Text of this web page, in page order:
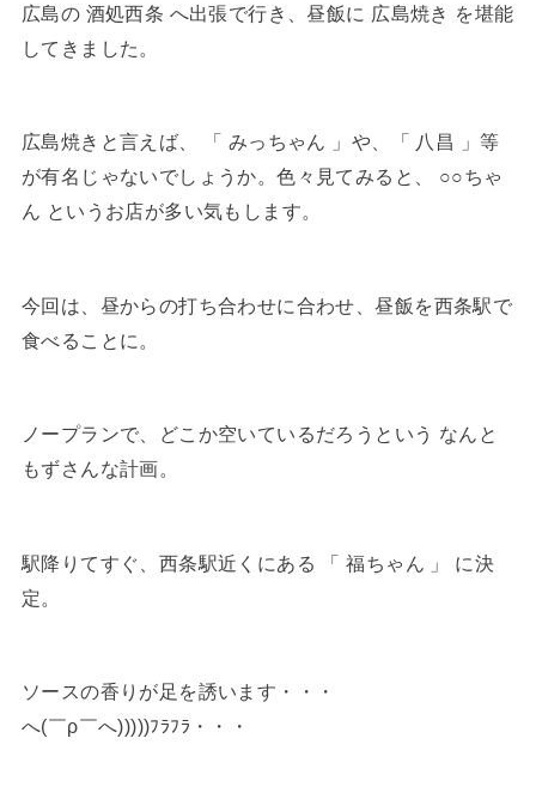
広島の 酒処西条 へ出張で行き、昼飯に 広島焼き を堪能
してきました。
広島焼きと言えば、 「 みっちゃん 」や、「 八昌 」等
が有名じゃないでしょうか。色々見てみると、 ○○ちゃ
ん というお店が多い気もします。
今回は、昼からの打ち合わせに合わせ、昼飯を西条駅で
食べることに。
ノープランで、どこか空いているだろうという なんと
もずさんな計画。
駅降りてすぐ、西条駅近くにある 「 福ちゃん 」 に決
定。
ソースの香りが足を誘います・・・
へ(￣ρ￣へ)))))ﾌﾗﾌﾗ・・・